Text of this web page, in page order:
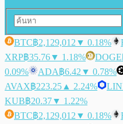
BTC฿2,129,012 ▼ 0.18%
XRP฿35.76▼ 1.18% DOGE
0.09%
ADA฿6.42 ▼ 0.78%
AVAX฿223.25 ▲ 2.24%
KUB฿20.37▼ 1.22%
BTC฿2,129,012 ▼ 0.18%